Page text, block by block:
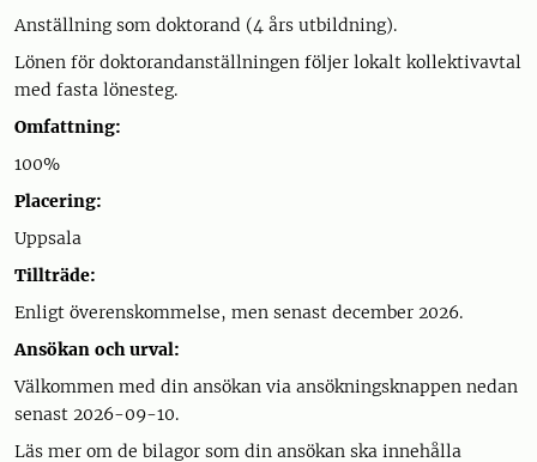
Anställning som doktorand (4 års utbildning).
Lönen för doktorandanställningen följer lokalt kollektivavtal
med fasta lönesteg.
Omfattning:
100%
Placering:
Uppsala
Tillträde:
Enligt överenskommelse, men senast december 2026.
Ansökan och urval:
Välkommen med din ansökan via ansökningsknappen nedan
senast 2026-09-10.
Läs mer om de bilagor som din ansökan ska innehålla